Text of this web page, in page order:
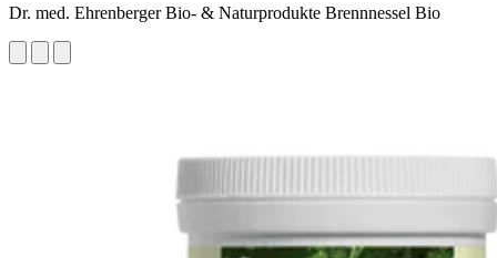
Dr. med. Ehrenberger Bio- & Naturprodukte Brennnessel Bio